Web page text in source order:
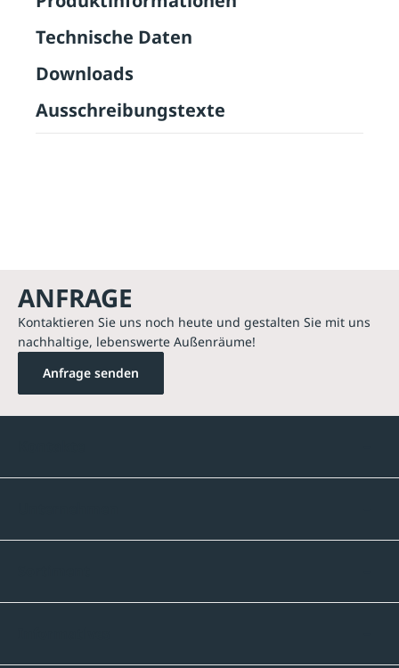
Technische Daten
Downloads
Ausschreibungstexte
ANFRAGE
Kontaktieren Sie uns noch heute und gestalten Sie mit uns
nachhaltige, lebenswerte Außenräume!
Anfrage senden